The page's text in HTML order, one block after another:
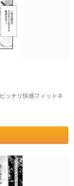
ッチリ快感フィットネ